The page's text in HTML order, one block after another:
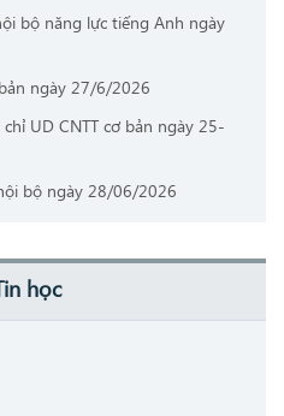
bộ năng lực tiếng Anh ngày
ngày 27/6/2026
UD CNTT cơ bản ngày 25-
bộ ngày 28/06/2026
học